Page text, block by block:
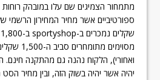
מתמחור הצמיגים שם עלו במובהק רוחות
מסוימים
ואחורי), הלקוח נהנה גם מהתקנה חינם.
יהיה אשר יהיה בשוק הזה, ובין מחיר הסט